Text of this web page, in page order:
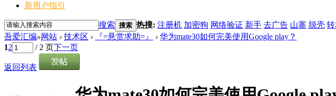
新用户指引
搜索 搜索 热搜: 注册机 加密狗 网络验证 新手 去广告 山寨 脱壳
吾爱汇编»网站 › 技术区 › 『=悬赏求助=』 › 华为mate30如何完美使用Google play？
12 / 2 页下一页
返回列表